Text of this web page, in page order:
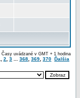
Časy uvádzané v GMT + 1 hodina
2 3 368 369 370 Ďalšia